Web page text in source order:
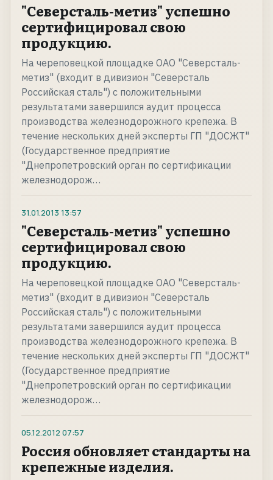
"Северсталь-метиз" успешно
сертифицировал свою
продукцию.
На череповецкой площадке ОАО "Северсталь-
метиз" (входит в дивизион "Северсталь
Российская сталь") с положительными
результатами завершился аудит процесса
производства железнодорожного крепежа. В
течение нескольких дней эксперты ГП "ДОСЖТ"
(Государственное предприятие
"Днепропетровский орган по сертификации
железнодорож…
31.01.2013 13:57
"Северсталь-метиз" успешно
сертифицировал свою
продукцию.
На череповецкой площадке ОАО "Северсталь-
метиз" (входит в дивизион "Северсталь
Российская сталь") с положительными
результатами завершился аудит процесса
производства железнодорожного крепежа. В
течение нескольких дней эксперты ГП "ДОСЖТ"
(Государственное предприятие
"Днепропетровский орган по сертификации
железнодорож…
05.12.2012 07:57
Россия обновляет стандарты на
крепежные изделия.